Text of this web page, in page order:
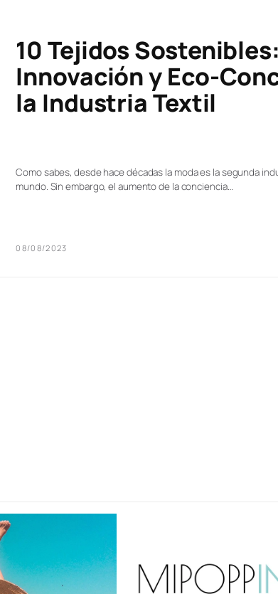
10 Tejidos Sostenibles:
Innovación y Eco-
la Industria Textil
Como sabes, desde hace décadas la moda es la segunda
mundo. Sin embargo, el aumento de la conciencia…
08/08/2023